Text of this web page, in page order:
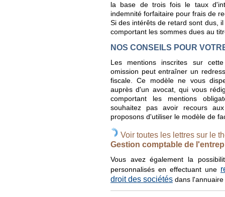
la base de trois fois le taux
indemnité forfaitaire pour frais de
Si des intérêts de retard sont dus,
comportant les sommes dues au
NOS CONSEILS POUR
Les mentions inscrites sur
omission peut entraîner un
fiscale. Ce modèle ne vous
auprès d'un avocat, qui vous
comportant les mentions
souhaitez pas avoir recours
proposons d'utiliser le modèle de
Voir toutes les lettres sur le
Gestion comptable de
Vous avez également la
personnalisés en effectuant une
droit des sociétés dans